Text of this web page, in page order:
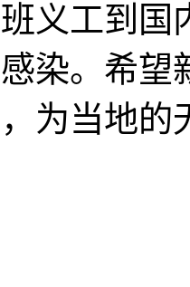
义工到国
染。希望
为当地的